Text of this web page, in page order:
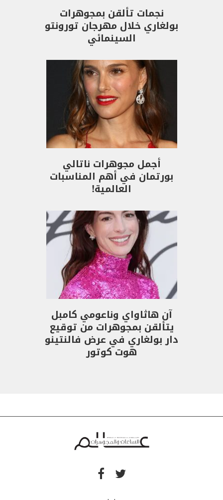
نجمات تألقن بمجوهرات
بولغاري خلال مهرجان تورونتو
السينمائي
أجمل مجوهرات ناتالي
بورتمان في أهم المناسبات
العالمية!
آن هاثاواي وناعومي كامبل
يتألقن بمجوهرات من توقيع
دار بولغاري في عرض فالنتينو
هوت كوتور